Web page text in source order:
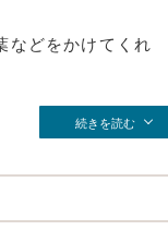
などをかけてくれ
続きを読む